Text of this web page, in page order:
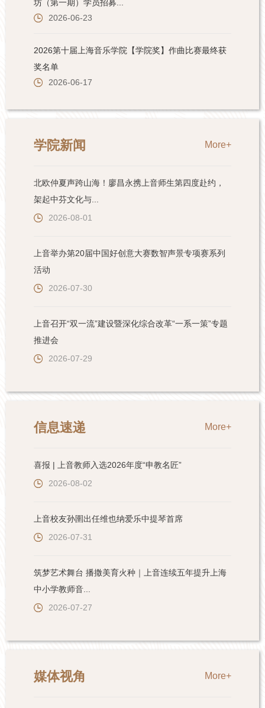
学院新闻 More+
北欧仲夏声跨山海！廖昌永携上音师生第四度赴约，
架起中芬文化与...
2026-08-01
上音举办第20届中国好创意大赛数智声景专项赛系列
活动
2026-07-30
上音召开“双一流”建设暨深化综合改革“一系一策”专题
推进会
2026-07-29
信息速递 More+
喜报 | 上音教师入选2026年度“申教名匠”
2026-08-02
上音校友孙圉出任维也纳爱乐中提琴首席
2026-07-31
筑梦艺术舞台 播撒美育火种｜上音连续五年提升上海
中小学教师音...
2026-07-27
媒体视角 More+